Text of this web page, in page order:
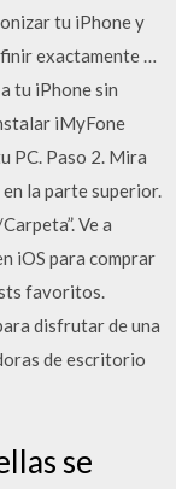
tu iPhone y
exactamente …
tu iPhone sin
iMyFone
PC. Paso 2. Mira
la parte superior.
Ve a
iOS para comprar
favoritos.
disfrutar de una
de escritorio
se